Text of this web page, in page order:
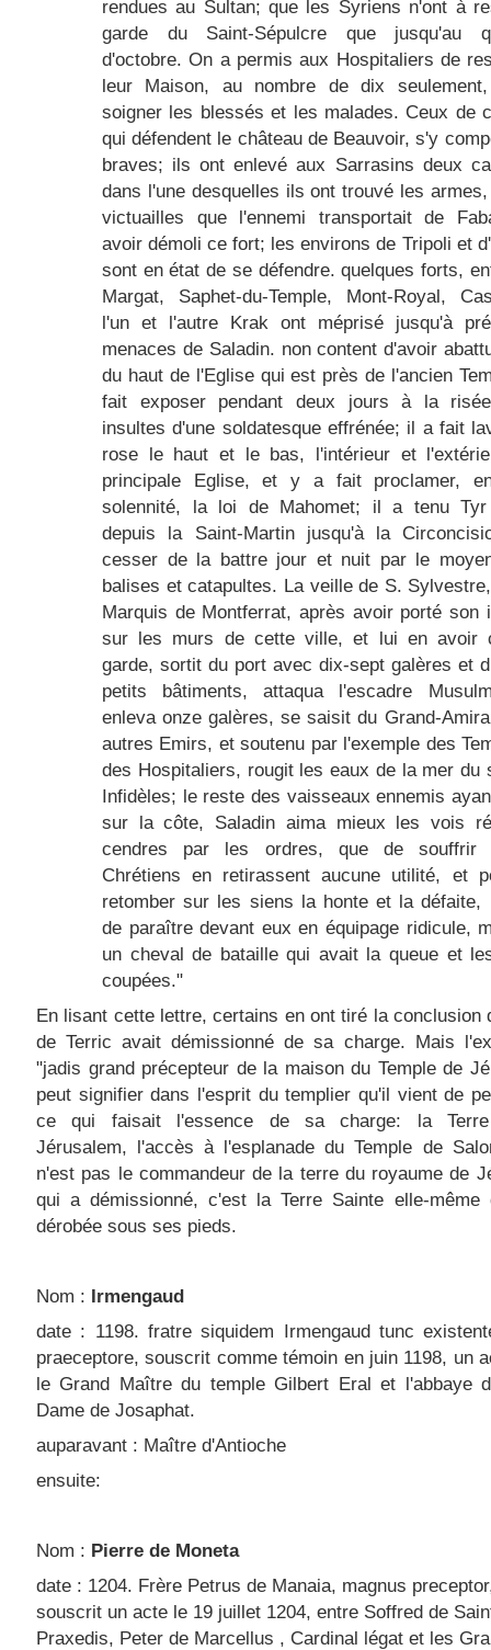
rendues au Sultan; que les Syriens n'ont à
garde du Saint-Sépulcre que jusqu'au
d'octobre. On a permis aux Hospitaliers de
leur Maison, au nombre de dix
soigner les blessés et les malades. Ceux de
qui défendent le château de Beauvoir, s'y
braves; ils ont enlevé aux Sarrasins deux
dans l'une desquelles ils ont trouvé les
victuailles que l'ennemi transportait de
avoir démoli ce fort; les environs de Tripoli et
sont en état de se défendre. quelques forts,
Margat, Saphet-du-Temple, Mont-Royal,
l'un et l'autre Krak ont méprisé jusqu'à
menaces de Saladin. non content d'avoir
du haut de l'Eglise qui est près de l'ancien
fait exposer pendant deux jours à la
insultes d'une soldatesque effrénée; il a fait
rose le haut et le bas, l'intérieur et
principale Eglise, et y a fait proclamer,
solennité, la loi de Mahomet; il a tenu Tyr
depuis la Saint-Martin jusqu'à la
cesser de la battre jour et nuit par le
balises et catapultes. La veille de S.
Marquis de Montferrat, après avoir porté son
sur les murs de cette ville, et lui en avoir
garde, sortit du port avec dix-sept galères et
petits bâtiments, attaqua l'escadre
enleva onze galères, se saisit du Grand-
autres Emirs, et soutenu par l'exemple des
des Hospitaliers, rougit les eaux de la mer du
Infidèles; le reste des vaisseaux ennemis
sur la côte, Saladin aima mieux les vois
cendres par les ordres, que de souffrir
Chrétiens en retirassent aucune utilité, et
retomber sur les siens la honte et la défaite,
de paraître devant eux en équipage ridicule,
un cheval de bataille qui avait la queue et
coupées."
En lisant cette lettre, certains en ont tiré la conclusion
de Terric avait démissionné de sa charge. Mais
"jadis grand précepteur de la maison du Temple de
peut signifier dans l'esprit du templier qu'il vient de
ce qui faisait l'essence de sa charge: la
Jérusalem, l'accès à l'esplanade du Temple de
n'est pas le commandeur de la terre du royaume de
qui a démissionné, c'est la Terre Sainte elle-même
dérobée sous ses pieds.
Nom : Irmengaud
date : 1198. fratre siquidem Irmengaud tunc
praeceptore, souscrit comme témoin en juin 1198, un
le Grand Maître du temple Gilbert Eral et l'abbaye
Dame de Josaphat.
auparavant : Maître d'Antioche
ensuite:
Nom : Pierre de Moneta
date : 1204. Frère Petrus de Manaia, magnus
souscrit un acte le 19 juillet 1204, entre Soffred de
Praxedis, Peter de Marcellus , Cardinal légat et les